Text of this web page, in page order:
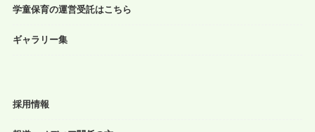
学童保育の運営受託はこちら
ギャラリー集
採用情報